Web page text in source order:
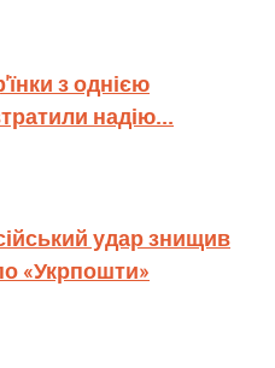
з однією
надію...
удар знищив
«Укрпошти»